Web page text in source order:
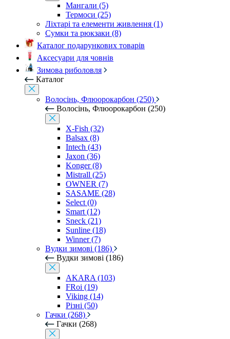
Мангали (5)
Термоси (25)
Ліхтарі та елементи живлення (1)
Сумки та рюкзаки (8)
Каталог подарункових товарів
Аксесуари для човнів
Зимова риболовля
Каталог
Волосінь, Флюорокарбон (250)
Волосінь, Флюорокарбон (250)
X-Fish (32)
Balsax (8)
Intech (43)
Jaxon (36)
Konger (8)
Mistrall (25)
OWNER (7)
SASAME (28)
Select (0)
Smart (12)
Sneck (21)
Sunline (18)
Winner (7)
Вудки зимові (186)
Вудки зимові (186)
AKARA (103)
FRoi (19)
Viking (14)
Різні (50)
Гачки (268)
Гачки (268)